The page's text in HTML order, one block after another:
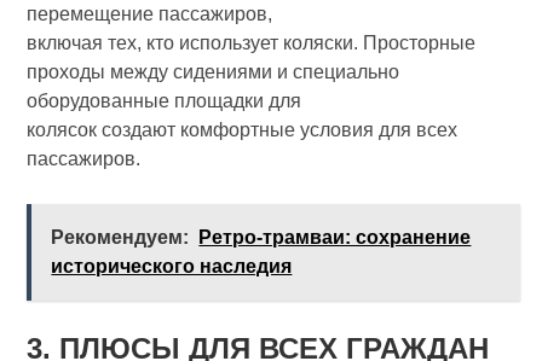
перемещение пассажиров,
включая тех, кто использует коляски. Просторные
проходы между сидениями и специально
оборудованные площадки для
колясок создают комфортные условия для всех
пассажиров.
Рекомендуем:
Ретро-трамваи: сохранение
исторического наследия
3. ПЛЮСЫ ДЛЯ ВСЕХ ГРАЖДАН